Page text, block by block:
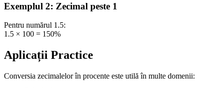
Exemplul 2: Zecimal peste 1
Pentru numărul 1.5:
1.5 × 100 = 150%
Aplicații Practice
Conversia zecimalelor în procente este utilă în multe domenii: